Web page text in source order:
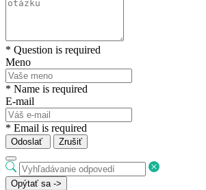
* Question is required
Meno
* Name is required
E-mail
* Email is required
Odoslať Zrušiť
Opýtať sa ->